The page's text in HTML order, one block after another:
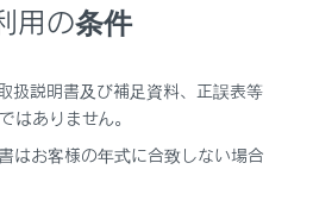
と1629kHzがプリセットに
‍]にタッチします。
タッチします。
用の条件
扱説明書及び補足資料、正誤表等
はありません。
はお客様の年式に合致しない場合